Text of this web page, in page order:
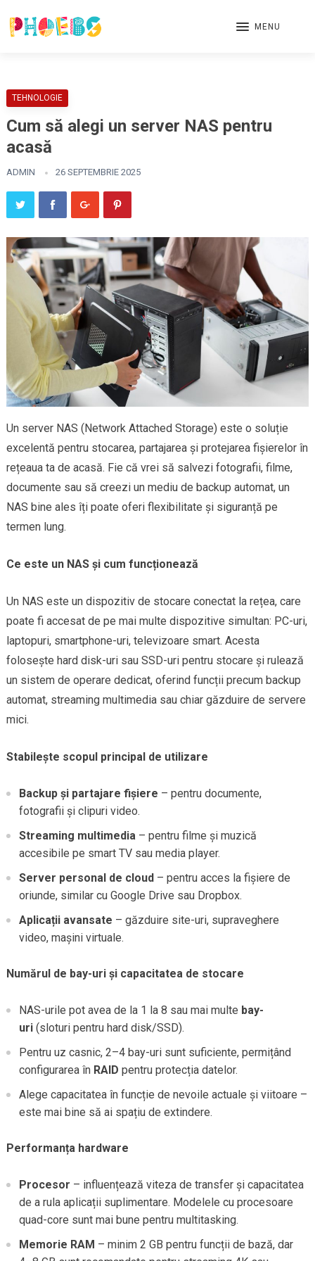
MENU
TEHNOLOGIE
Cum să alegi un server NAS pentru
acasă
ADMIN 26 SEPTEMBRIE 2025
Un server NAS (Network Attached Storage) este o soluție
excelentă pentru stocarea, partajarea și protejarea fișierelor în
rețeaua ta de acasă. Fie că vrei să salvezi fotografii, filme,
documente sau să creezi un mediu de backup automat, un
NAS bine ales îți poate oferi flexibilitate și siguranță pe
termen lung.
Ce este un NAS și cum funcționează
Un NAS este un dispozitiv de stocare conectat la rețea, care
poate fi accesat de pe mai multe dispozitive simultan: PC-uri,
laptopuri, smartphone-uri, televizoare smart. Acesta
folosește hard disk-uri sau SSD-uri pentru stocare și rulează
un sistem de operare dedicat, oferind funcții precum backup
automat, streaming multimedia sau chiar găzduire de servere
mici.
Stabilește scopul principal de utilizare
Backup și partajare fișiere – pentru documente,
fotografii și clipuri video.
Streaming multimedia – pentru filme și muzică
accesibile pe smart TV sau media player.
Server personal de cloud– pentru acces la fișiere de
oriunde, similar cu Google Drive sau Dropbox.
Aplicații avansate – găzduire site-uri, supraveghere
video, mașini virtuale.
Numărul de bay-uri și capacitatea de stocare
NAS-urile pot avea de la 1 la 8 sau mai multe bay-
uri(sloturi pentru hard disk/SSD).
Pentru uz casnic, 2–4 bay-uri sunt suficiente, permițând
configurarea în RAID pentru protecția datelor.
Alege capacitatea în funcție de nevoile actuale și viitoare –
este mai bine să ai spațiu de extindere.
Performanța hardware
Procesor – influențează viteza de transfer și capacitatea
de a rula aplicații suplimentare. Modelele cu procesoare
quad-core sunt mai bune pentru multitasking.
Memorie RAM – minim 2 GB pentru funcții de bază, dar